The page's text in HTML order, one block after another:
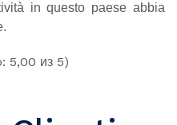
in questo paese abbia
5,00 из 5)